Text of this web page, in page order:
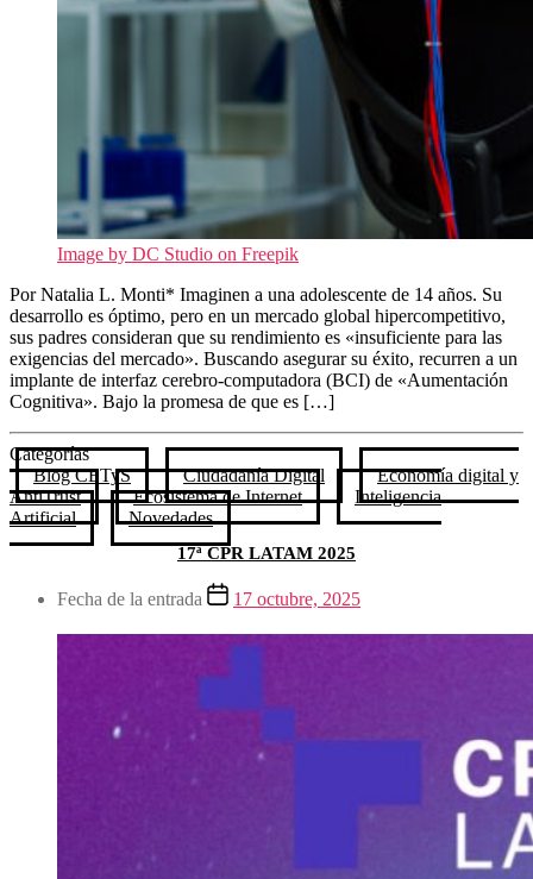
Image by DC Studio on Freepik
Por Natalia L. Monti* Imaginen a una adolescente de 14 años. Su
desarrollo es óptimo, pero en un mercado global hipercompetitivo,
sus padres consideran que su rendimiento es «insuficiente para las
exigencias del mercado». Buscando asegurar su éxito, recurren a un
implante de interfaz cerebro-computadora (BCI) de «Aumentación
Cognitiva». Bajo la promesa de que es […]
Categorías
Blog CETyS
Ciudadanía Digital
Economía digital y
AntiTrust
Ecosistema de Internet
Inteligencia
Artificial
Novedades
17ª CPR LATAM 2025
Fecha de la entrada 17 octubre, 2025